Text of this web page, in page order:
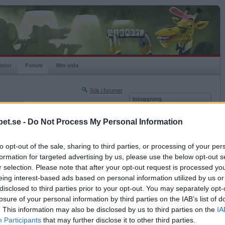
- Do Not Process My Personal Information
opt-out of the sale, sharing to third parties, or processing of your
for targeted advertising by us, please use the below opt-out
selection. Please note that after your opt-out request is processed
interest-based ads based on personal information utilized by us
to third parties prior to your opt-out. You may separately
of your personal information by third parties on the IAB’s list of
This information may also be disclosed by us to third parties on the
Participants that may further disclose it to other third parties.
Forum Min sida
Sök i forumet
Nästa sida »
2018-10-30 07:38
sig
Inloggning
Kom ihåg mig
Glömt ditt lösenord?
Få ny aktiveringslänk
Betapet är gratis!